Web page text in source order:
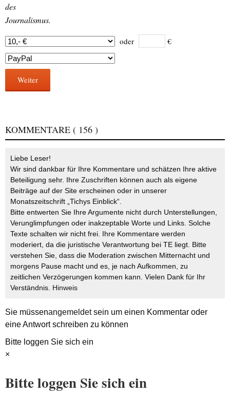
des
Journalismus.
oder €
Weiter
KOMMENTARE ( 156 )
Liebe Leser!
Wir sind dankbar für Ihre Kommentare und schätzen Ihre aktive
Beteiligung sehr. Ihre Zuschriften können auch als eigene
Beiträge auf der Site erscheinen oder in unserer
Monatszeitschrift „Tichys Einblick“.
Bitte entwerten Sie Ihre Argumente nicht durch Unterstellungen,
Verunglimpfungen oder inakzeptable Worte und Links. Solche
Texte schalten wir nicht frei. Ihre Kommentare werden
moderiert, da die juristische Verantwortung bei TE liegt. Bitte
verstehen Sie, dass die Moderation zwischen Mitternacht und
morgens Pause macht und es, je nach Aufkommen, zu
zeitlichen Verzögerungen kommen kann. Vielen Dank für Ihr
Verständnis. Hinweis
Sie müssenangemeldetsein um einen Kommentar oder
eine Antwort schreiben zu können
Bitte loggen Sie sich ein
×
Bitte loggen Sie sich ein